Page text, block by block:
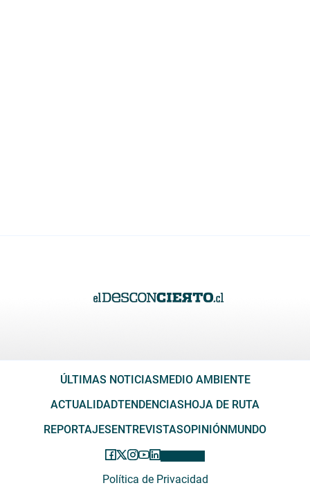
ÚLTIMAS NOTICIASMEDIO AMBIENTE
ACTUALIDADTENDENCIASHOJA DE RUTA
REPORTAJESENTREVISTASOPINIÓNMUNDO
Política de Privacidad